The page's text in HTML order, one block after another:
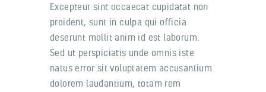
Excepteur sint occaecat cupidatat non
proident, sunt in culpa qui officia
deserunt mollit anim id est laborum.
Sed ut perspiciatis unde omnis iste
natus error sit voluptatem accusantium
dolorem laudantium, totam rem